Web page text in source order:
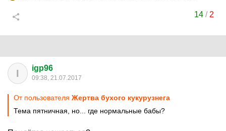
14 / 2
I igp96
09:38, 21.07.2017
От пользователя Жертва бухого кукурузнега
Тема пятничная, но... где нормальные бабы?